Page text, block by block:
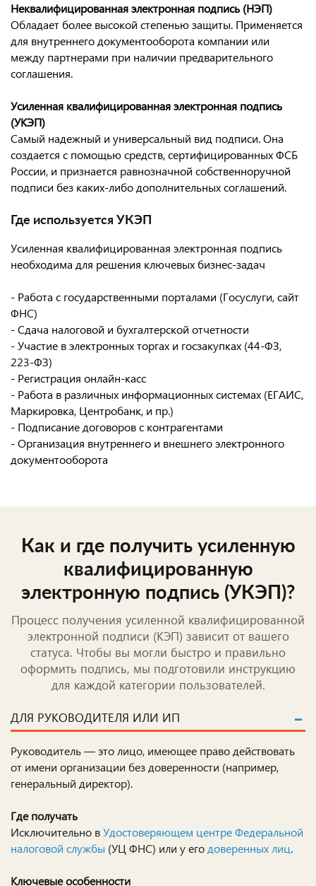
Неквалифицированная электронная подпись (НЭП)
Обладает более высокой степенью защиты. Применяется
для внутреннего документооборота компании или
между партнерами при наличии предварительного
соглашения.
Усиленная квалифицированная электронная подпись
(УКЭП)
Самый надежный и универсальный вид подписи. Она
создается с помощью средств, сертифицированных ФСБ
России, и признается равнозначной собственноручной
подписи без каких-либо дополнительных соглашений.
Где используется УКЭП
Усиленная квалифицированная электронная подпись
необходима для решения ключевых бизнес-задач
- Работа с государственными порталами (Госуслуги, сайт
ФНС)
- Сдача налоговой и бухгалтерской отчетности
- Участие в электронных торгах и госзакупках (44-ФЗ,
223-ФЗ)
- Регистрация онлайн-касс
- Работа в различных информационных системах (ЕГАИС,
Маркировка, Центробанк, и пр.)
- Подписание договоров с контрагентами
- Организация внутреннего и внешнего электронного
документооборота
Как и где получить усиленную
квалифицированную
электронную подпись (УКЭП)?
Процесс получения усиленной квалифицированной
электронной подписи (КЭП) зависит от вашего
статуса. Чтобы вы могли быстро и правильно
оформить подпись, мы подготовили инструкцию
для каждой категории пользователей.
ДЛЯ РУКОВОДИТЕЛЯ ИЛИ ИП
Руководитель — это лицо, имеющее право действовать
от имени организации без доверенности (например,
генеральный директор).
Где получать
Исключительно вУдостоверяющем центре Федеральной
налоговой службы (УЦ ФНС) или у его доверенных лиц.
Ключевые особенности